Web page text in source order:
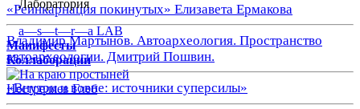
«Реинкарнация покинутых» Елизавета Ермакова
Владимир Мартынов. Автоархеология. Пространство
автоархеологии. Дмитрий Пошвин.
«Внутри и вовне: источники суперсилы»
Лаборатория
a—s—t—r—a LAB
Манифесты
Коллаборации
Нестреляев Глеб